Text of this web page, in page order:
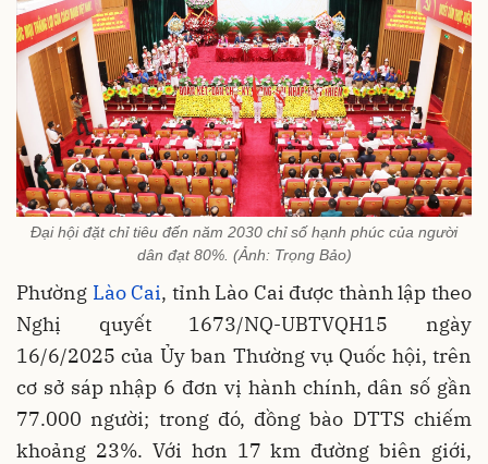
Đại hội đặt chỉ tiêu đến năm 2030 chỉ số hạnh phúc của người
dân đạt 80%. (Ảnh: Trọng Bảo)
Phường Lào Cai, tỉnh Lào Cai được thành lập theo
Nghị quyết 1673/NQ-UBTVQH15 ngày
16/6/2025 của Ủy ban Thường vụ Quốc hội, trên
cơ sở sáp nhập 6 đơn vị hành chính, dân số gần
77.000 người; trong đó, đồng bào DTTS chiếm
khoảng 23%. Với hơn 17 km đường biên giới,